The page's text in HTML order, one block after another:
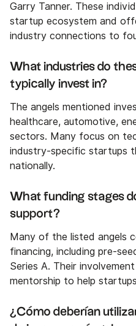
Garry Tanner. These
startup ecosystem and
industry connections to
What industries do
typically invest in?
The angels mentioned
healthcare, automotive,
sectors. Many focus on
industry-specific startups
nationally.
What funding stages
support?
Many of the listed angels
financing, including pre-
Series A. Their
mentorship to help
¿Cómo deberían